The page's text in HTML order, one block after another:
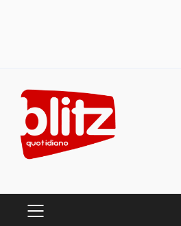
content
PRIMARY